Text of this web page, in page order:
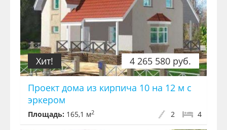
4 265 580 руб.
Хит!
Проект дома из кирпича 10 на 12 м с
эркером
Площадь: 165,1 м2 4
2